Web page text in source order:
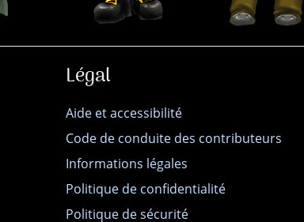
Légal
Aide et accessibilité
Code de conduite des contributeurs
Informations légales
Politique de confidentialité
Politique de sécurité